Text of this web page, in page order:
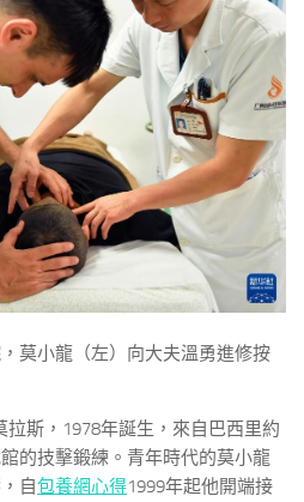
莫小龍（左）向大夫溫勇進修按
拉斯，1978年誕生，來自巴西里約
的技擊鍛練。青年時代的莫小龍
自包養網心得1999年起他開端接